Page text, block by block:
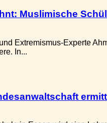
Muslimische
Extremismus-Experte
In...